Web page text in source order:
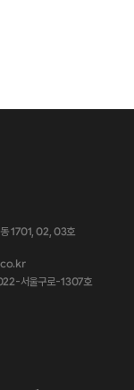
동 1701, 02, 03호
서울구로-1307호